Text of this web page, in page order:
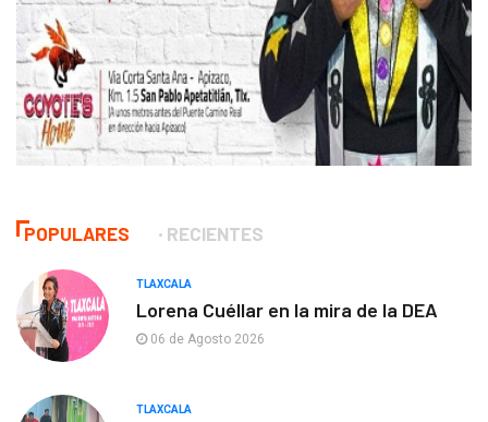
POPULARES RECIENTES
TLAXCALA
Lorena Cuéllar en la mira de la DEA
06 de Agosto 2026
TLAXCALA